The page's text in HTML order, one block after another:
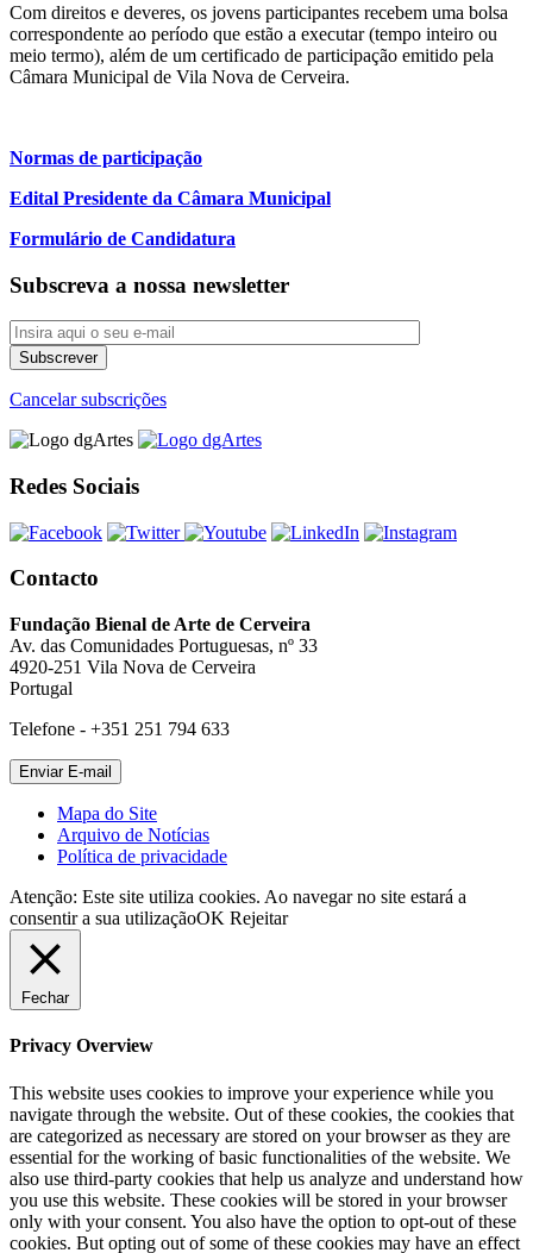
Com direitos e deveres, os jovens participantes recebem uma bolsa
correspondente ao período que estão a executar (tempo inteiro ou
meio termo), além de um certificado de participação emitido pela
Câmara Municipal de Vila Nova de Cerveira.
Normas de participação
Edital Presidente da Câmara Municipal
Formulário de Candidatura
Subscreva a nossa newsletter
Cancelar subscrições
Redes Sociais
Contacto
Fundação Bienal de Arte de Cerveira
Av. das Comunidades Portuguesas, nº 33
4920-251 Vila Nova de Cerveira
Portugal
Telefone - +351 251 794 633
Mapa do Site
Arquivo de Notícias
Política de privacidade
Atenção: Este site utiliza cookies. Ao navegar no site estará a
consentir a sua utilizaçãoOK Rejeitar
Fechar
Privacy Overview
This website uses cookies to improve your experience while you
navigate through the website. Out of these cookies, the cookies that
are categorized as necessary are stored on your browser as they are
essential for the working of basic functionalities of the website. We
also use third-party cookies that help us analyze and understand how
you use this website. These cookies will be stored in your browser
only with your consent. You also have the option to opt-out of these
cookies. But opting out of some of these cookies may have an effect